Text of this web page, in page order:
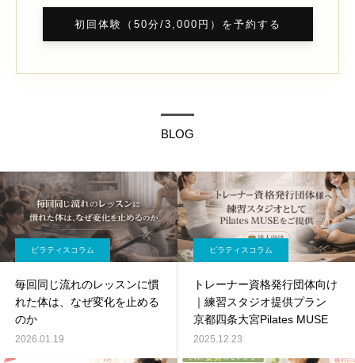
初回体験（50分/3,000円）を予約する
BLOG
ピラティスコラム
毎回同じ流れのレッスンに慣
れた体は、なぜ変化を止める
のか
2026.01.19
ピラティスコラム
トレーナー資格発行団体向け
｜練習スタジオ提供プラン
京都四条大宮Pilates MUSE
2025.12.23